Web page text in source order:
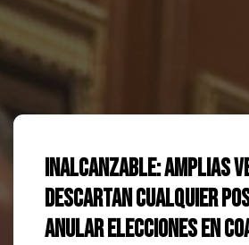
Inalcanzable: Amplias
descartan cualquier
anular elecciones en